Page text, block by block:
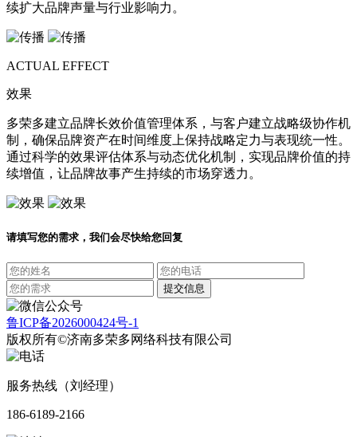
续扩大品牌声量与行业影响力。
ACTUAL EFFECT
效果
多荣多建立品牌长效价值管理体系，与客户建立战略级协作机
制，确保品牌资产在时间维度上保持战略定力与表现统一性。
通过科学的效果评估体系与动态优化机制，实现品牌价值的持
续增值，让品牌故事产生持续的市场穿透力。
请填写您的需求，我们会尽快给您回复
鲁ICP备2026000424号-1
版权所有©济南多荣多网络科技有限公司
服务热线（刘经理）
186-6189-2166